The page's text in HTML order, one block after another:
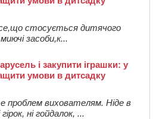
стосується дитячого
засоби,к...
і закупити іграшки: у
умови в дитсадку
вихователям. Ніде в
ні гойдалок, ...